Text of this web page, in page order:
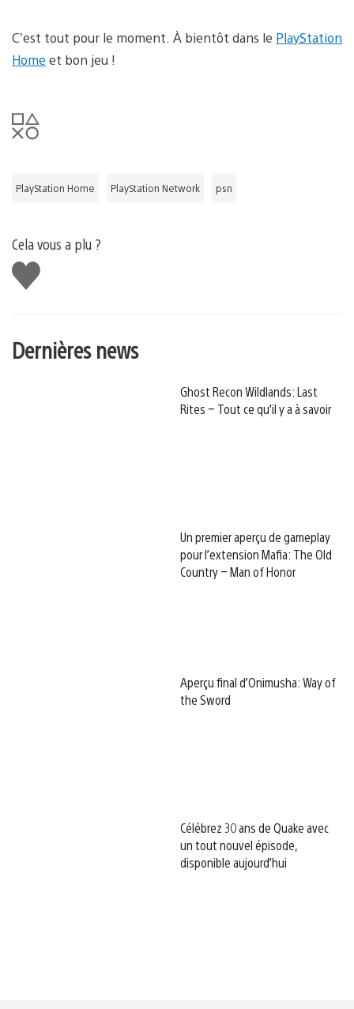
C’est tout pour le moment. À bientôt dans le PlayStation
Home et bon jeu !
PlayStation Home PlayStation Network psn
Cela vous a plu ?
J'aime
Dernières news
Ghost Recon Wildlands: Last
Rites – Tout ce qu’il y a à savoir
Un premier aperçu de gameplay
pour l’extension Mafia: The Old
Country – Man of Honor
Aperçu final d’Onimusha: Way of
the Sword
Célébrez 30 ans de Quake avec
un tout nouvel épisode,
disponible aujourd’hui